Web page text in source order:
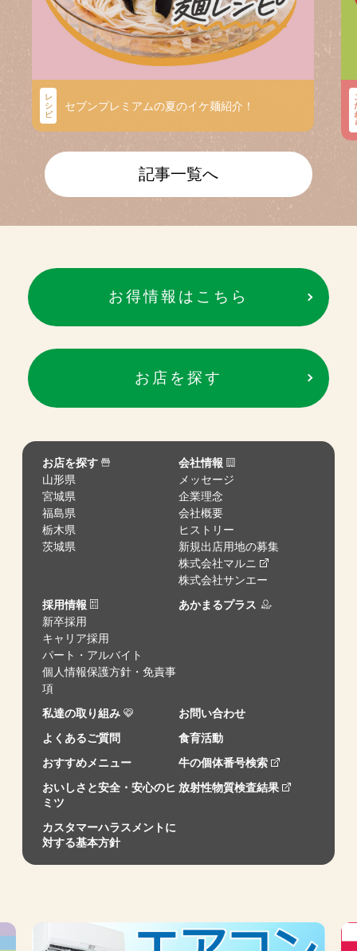
レ
シ
ピ
セブンプレミアムの夏のイケ麺紹介！
記事一覧へ
お得情報はこちら
お店を探す
お店を探す
山形県
宮城県
福島県
栃木県
茨城県
会社情報
メッセージ
企業理念
会社概要
ヒストリー
新規出店用地の募集
株式会社マルニ
株式会社サンエー
採用情報
新卒採用
キャリア採用
パート・アルバイト
個人情報保護方針・免責事
項
あかまるプラス
私達の取り組み
お問い合わせ
よくあるご質問
食育活動
おすすめメニュー
牛の個体番号検索
おいしさと安全・安心のヒ
ミツ
放射性物質検査結果
カスタマーハラスメントに
対する基本方針